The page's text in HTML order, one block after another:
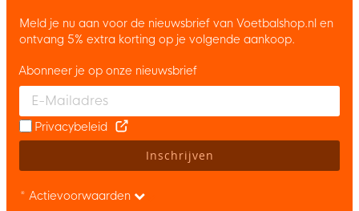
Meld je nu aan voor de nieuwsbrief van Voetbalshop.nl en
ontvang 5% extra korting op je volgende aankoop.
Enter your email and accept the privacy policy to subscribe to
Abonneer je op onze nieuwsbrief
Privacybeleid
Inschrijven
* Actievoorwaarden